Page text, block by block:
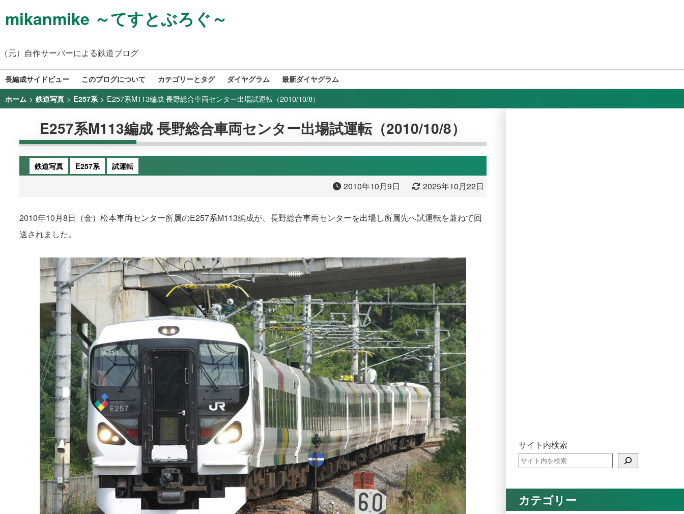
mikanmike ～てすとぶろぐ～
（元）自作サーバーによる鉄道ブログ
長編成サイドビュー このブログについて カテゴリーとタグ ダイヤグラム 最新ダイヤグラム
ホーム > 鉄道写真 > E257系 > E257系M113編成 長野総合車両センター出場試運転（2010/10/8）
E257系M113編成 長野総合車両センター出場試運転（2010/10/8）
鉄道写真 E257系 試運転
2010年10月9日 2025年10月22日
2010年10月8日（金）松本車両センター所属のE257系M113編成が、長野総合車両センターを出場し所属先へ試運転を兼ねて回
送されました。
サイト内検索
カテゴリー